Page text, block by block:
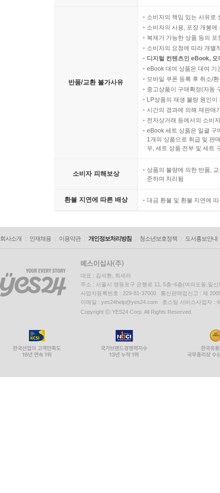
반품/교환 불가사유
소비자의 책임 있는 사유로
소비자의 사용, 포장 개봉
복제가 가능한 상품 등의
소비자의 요청에 따라 개별
디지털 컨텐츠인 eBook,
eBook 대여 상품은 대여 기
모바일 쿠폰 등록 후 취소/
중고상품이 구매확정(자동
LP상품의 재생 불량 원인
시간의 경과에 의해 재판매
전자상거래 등에서의 소비
eBook 세트 상품은 일괄 구
1개의 상품으로 취급 및 판
우, 세트 상품 전부 및 세트
소비자 피해보상
상품의 불량에 의한 반품,
준하여 처리됨
환불 지연에 따른 배상 대금 환불 및 환불 지연에
회사소개 인재채용 이용약관 개인정보처리방침 청소년보호정책 도서홍보안내
대표 : 김석환, 최세라
주소 : 서울시 영등포구 은행로 11, 5층~6층(여의도동,일신
사업자등록번호 : 229-81-37000 통신판매업신고 : 제
이메일 : yes24help@yes24.com 호스팅 서비스사업자 :
Copyright ⓒ YES24 Corp. All Rights Reserved.